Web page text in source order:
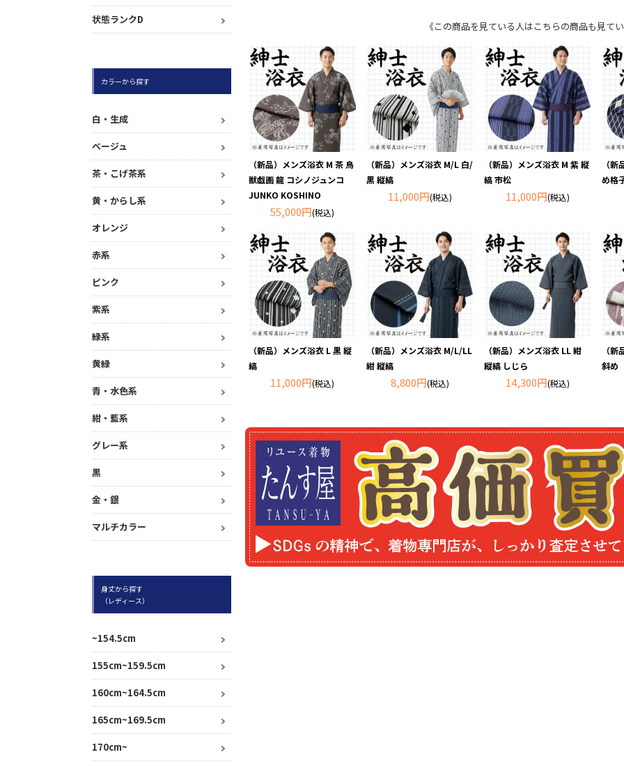
状態ランクD
カラーから探す
白・生成
ベージュ
茶・こげ茶系
黄・からし系
オレンジ
赤系
ピンク
紫系
緑系
黄緑
青・水色系
紺・藍系
グレー系
黒
金・銀
マルチカラー
身丈から探す
（レディース）
~154.5cm
155cm~159.5cm
160cm~164.5cm
165cm~169.5cm
170cm~
《この商品を見ている人はこちらの商品も見て
（新品）メンズ浴衣 M 茶 鳥
獣戯画 龍 コシノジュンコ
JUNKO KOSHINO
55,000円(税込)
（新品）メンズ浴衣 M/L 白/
黒 縦縞
11,000円(税込)
（新品）メンズ浴衣 M 紫 縦
縞 市松
11,000円(税込)
（
め格
（新品）メンズ浴衣 L 黒 縦
縞
11,000円(税込)
（新品）メンズ浴衣 M/L/LL
紺 縦縞
8,800円(税込)
（新品）メンズ浴衣 LL 紺
縦縞 しじら
14,300円(税込)
（
斜め